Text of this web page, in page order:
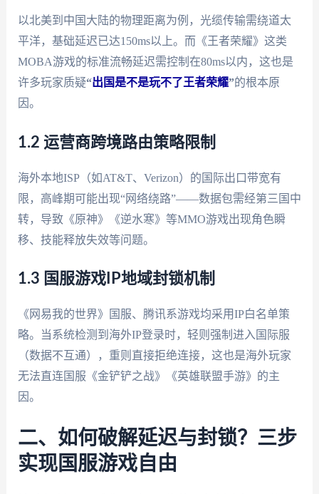
以北美到中国大陆的物理距离为例，光缆传输需绕道太
平洋，基础延迟已达150ms以上。而《王者荣耀》这类
MOBA游戏的标准流畅延迟需控制在80ms以内，这也是
许多玩家质疑“出国是不是玩不了王者荣耀”的根本原
因。
1.2 运营商跨境路由策略限制
海外本地ISP（如AT&T、Verizon）的国际出口带宽有
限，高峰期可能出现“网络绕路”——数据包需经第三国中
转，导致《原神》《逆水寒》等MMO游戏出现角色瞬
移、技能释放失效等问题。
1.3 国服游戏IP地域封锁机制
《网易我的世界》国服、腾讯系游戏均采用IP白名单策
略。当系统检测到海外IP登录时，轻则强制进入国际服
（数据不互通），重则直接拒绝连接，这也是海外玩家
无法直连国服《金铲铲之战》《英雄联盟手游》的主
因。
二、如何破解延迟与封锁？三步
实现国服游戏自由